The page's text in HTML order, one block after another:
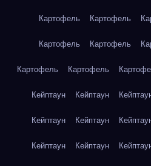
Картофель Картофель
Картофель Картофель
Картофель Картофель
Кейптаун Кейптаун
Кейптаун Кейптаун
Кейптаун Кейптаун